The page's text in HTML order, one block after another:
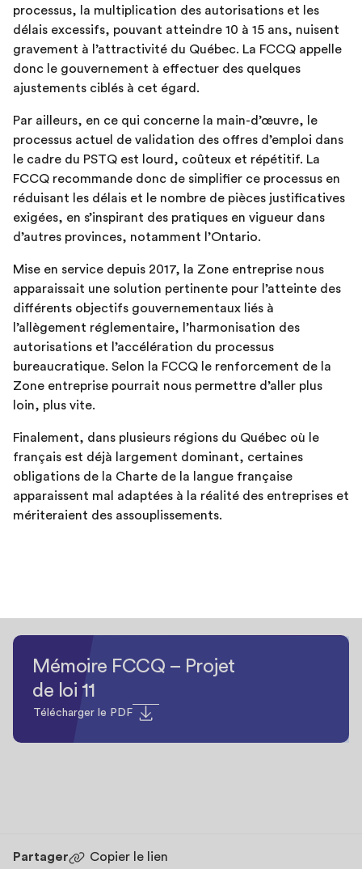
processus, la multiplication des autorisations et les
délais excessifs, pouvant atteindre 10 à 15 ans, nuisent
gravement à l’attractivité du Québec. La FCCQ appelle
donc le gouvernement à effectuer des quelques
ajustements ciblés à cet égard.
Par ailleurs, en ce qui concerne la main-d’œuvre, le
processus actuel de validation des offres d’emploi dans
le cadre du PSTQ est lourd, coûteux et répétitif. La
FCCQ recommande donc de simplifier ce processus en
réduisant les délais et le nombre de pièces justificatives
exigées, en s’inspirant des pratiques en vigueur dans
d’autres provinces, notamment l’Ontario.
Mise en service depuis 2017, la Zone entreprise nous
apparaissait une solution pertinente pour l’atteinte des
différents objectifs gouvernementaux liés à
l’allègement réglementaire, l’harmonisation des
autorisations et l’accélération du processus
bureaucratique. Selon la FCCQ le renforcement de la
Zone entreprise pourrait nous permettre d’aller plus
loin, plus vite.
Finalement, dans plusieurs régions du Québec où le
français est déjà largement dominant, certaines
obligations de la Charte de la langue française
apparaissent mal adaptées à la réalité des entreprises et
mériteraient des assouplissements.
Mémoire FCCQ – Projet
de loi 11
Télécharger le PDF
Partager Copier le lien